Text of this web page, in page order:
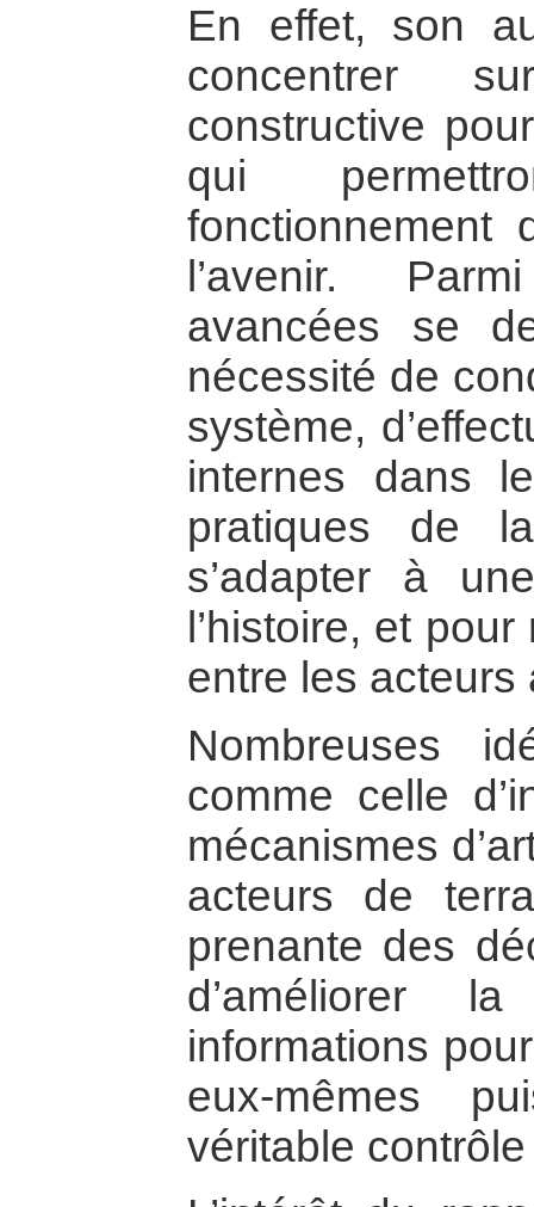
En effet, son
concentrer
constructive
qui
fonctionnement
l’avenir.
avancées se
nécessité de
système,
internes dans
pratiques de
s’adapter à
l’histoire, et
entre les acteurs
Nombreuses
comme celle
mécanismes
acteurs de
prenante des
d’améliorer
informations
eux-mêmes
véritable